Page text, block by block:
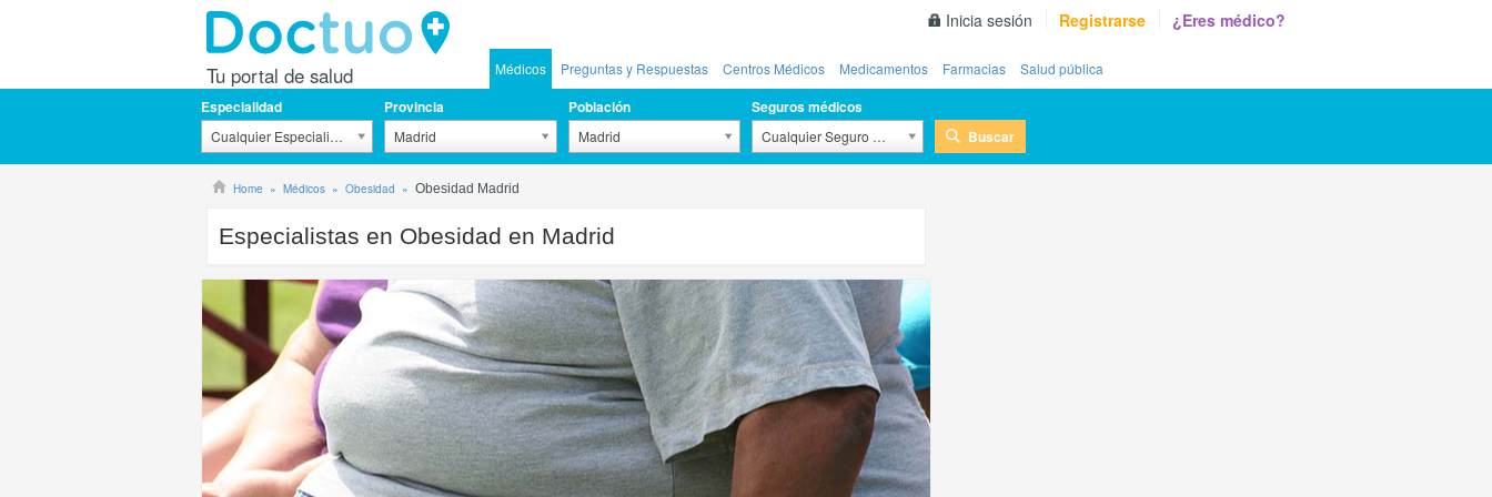
Tu portal de salud
Inicia sesión Registrarse ¿Eres médico?
Médicos Preguntas y Respuestas Centros Médicos Medicamentos Farmacias Salud pública
Especialidad
Cualquier Especialidad
Provincia
Madrid
Población
Madrid
Seguros médicos
Cualquier Seguro Médico Buscar
Home Médicos Obesidad Obesidad Madrid
Especialistas en Obesidad en Madrid